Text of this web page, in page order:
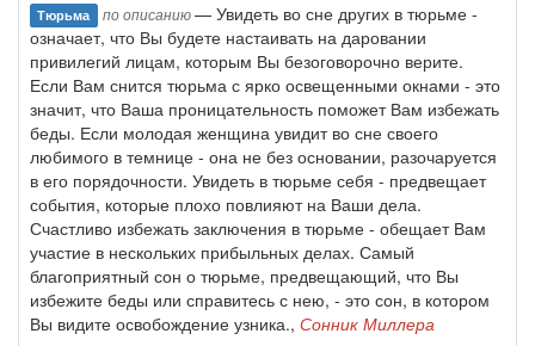
Тюрьма по описанию— Увидеть во сне других в тюрьме -
означает, что Вы будете настаивать на даровании
привилегий лицам, которым Вы безоговорочно верите.
Если Вам снится тюрьма с ярко освещенными окнами - это
значит, что Ваша проницательность поможет Вам избежать
беды. Если молодая женщина увидит во сне своего
любимого в темнице - она не без основании, разочаруется
в его порядочности. Увидеть в тюрьме себя - предвещает
события, которые плохо повлияют на Ваши дела.
Счастливо избежать заключения в тюрьме - обещает Вам
участие в нескольких прибыльных делах. Самый
благоприятный сон о тюрьме, предвещающий, что Вы
избежите беды или справитесь с нею, - это сон, в котором
Вы видите освобождение узника., Сонник Миллера